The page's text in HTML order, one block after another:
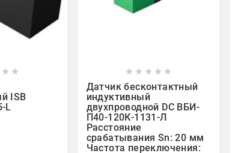
 
ISB
L
    
Датчик бесконтактный
индуктивный
двухпроводной DC ВБИ-
П40-120К-1131-Л
Расстояние
срабатывания Sn: 20 мм
Частота переключения: